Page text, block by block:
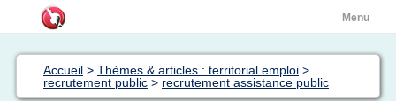
Menu
Accueil > Thèmes & articles : territorial emploi >
recrutement public > recrutement assistance public